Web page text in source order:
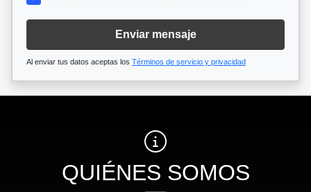
Enviar mensaje
Al enviar tus datos aceptas los Términos de servicio y privacidad
QUIÉNES SOMOS